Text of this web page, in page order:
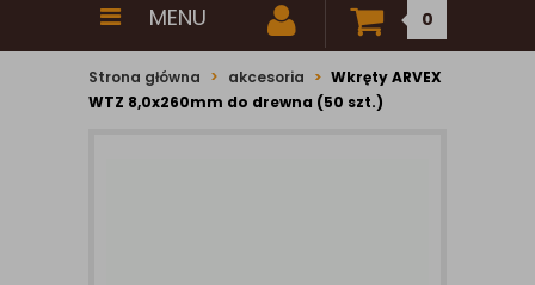
MENU 0
Strona główna akcesoria
Wkręty ARVEX
WTZ 8,0x260mm do drewna (50 szt.)